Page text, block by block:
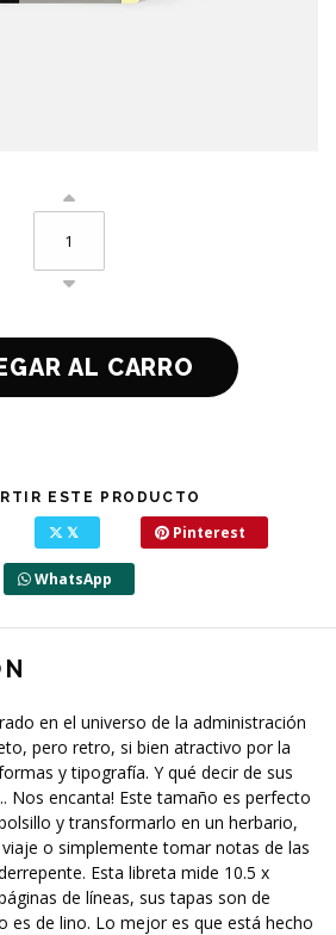
ESTE PRODUCTO
𝕏 Pinterest
WhatsApp
en el universo de la administración
pero retro, si bien atractivo por la
y tipografía. Y qué decir de sus
Nos encanta! Este tamaño es perfecto
y transformarlo en un herbario,
o simplemente tomar notas de las
Esta libreta mide 10.5 x
de líneas, sus tapas son de
es de lino. Lo mejor es que está hecho